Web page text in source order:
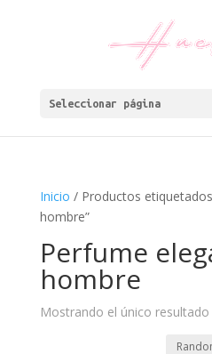
Seleccionar página
Inicio / Productos
hombre”
Perfume
hombre
Mostrando el único resultado